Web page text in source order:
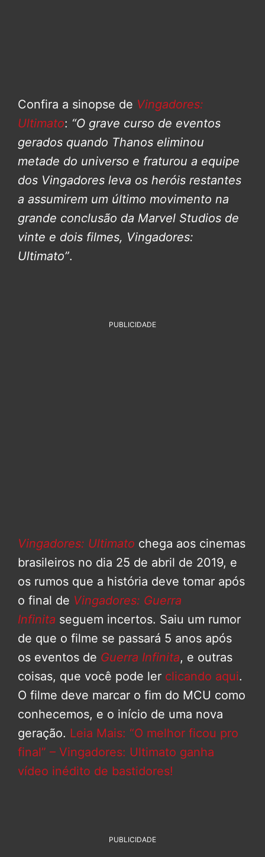
Confira a sinopse de Vingadores:
Ultimato: “O grave curso de eventos
gerados quando Thanos eliminou
metade do universo e fraturou a equipe
dos Vingadores leva os heróis restantes
a assumirem um último movimento na
grande conclusão da Marvel Studios de
vinte e dois filmes, Vingadores:
Ultimato”.
PUBLICIDADE
Vingadores: Ultimato chega aos cinemas
brasileiros no dia 25 de abril de 2019, e
os rumos que a história deve tomar após
o final de Vingadores: Guerra
Infinita seguem incertos. Saiu um rumor
de que o filme se passará 5 anos após
os eventos de Guerra Infinita, e outras
coisas, que você pode ler clicando aqui.
O filme deve marcar o fim do MCU como
conhecemos, e o início de uma nova
geração. Leia Mais: “O melhor ficou pro
final” – Vingadores: Ultimato ganha
vídeo inédito de bastidores!
PUBLICIDADE